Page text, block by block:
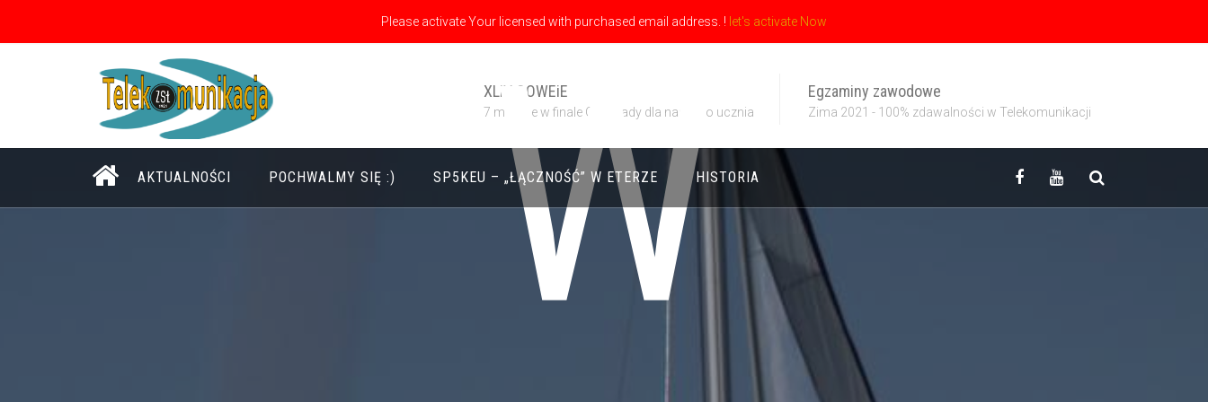
XLIV OOWEiE
7 miejsce w finale Olimpiady dla naszego ucznia
Egzaminy zawodowe
Zima 2021 - 100% zdawalności w Telekomunikacji
AKTUALNOŚCI POCHWALMY SIĘ :) SP5KEU – „ŁĄCZNOŚĆ” W ETERZE HISTORIA
W
Please activate Your licensed with purchased email address. ! let's activate Now